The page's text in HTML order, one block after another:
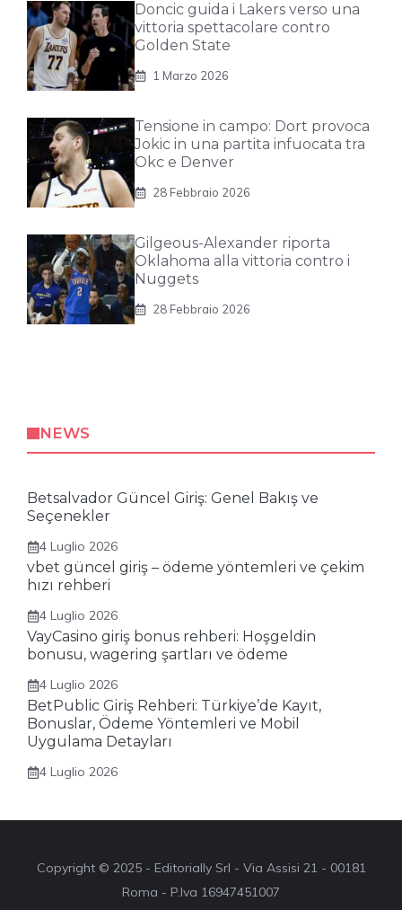
Doncic guida i Lakers verso una
vittoria spettacolare contro
Golden State
1 Marzo 2026
Tensione in campo: Dort provoca
Jokic in una partita infuocata tra
Okc e Denver
28 Febbraio 2026
Gilgeous-Alexander riporta
Oklahoma alla vittoria contro i
Nuggets
28 Febbraio 2026
NEWS
Betsalvador Güncel Giriş: Genel Bakış ve
Seçenekler
4 Luglio 2026
vbet güncel giriş – ödeme yöntemleri ve çekim
hızı rehberi
4 Luglio 2026
VayCasino giriş bonus rehberi: Hoşgeldin
bonusu, wagering şartları ve ödeme
4 Luglio 2026
BetPublic Giriş Rehberi: Türkiye’de Kayıt,
Bonuslar, Ödeme Yöntemleri ve Mobil
Uygulama Detayları
4 Luglio 2026
Copyright © 2025 - Editorially Srl - Via Assisi 21 - 00181
Roma - P.Iva 16947451007